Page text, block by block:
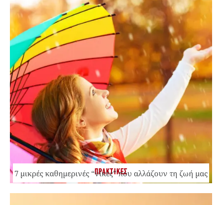
ΠΡΑΚΤΙΚΕΣ
7 μικρές καθημερινές “νίκες” που αλλάζουν τη ζωή μας